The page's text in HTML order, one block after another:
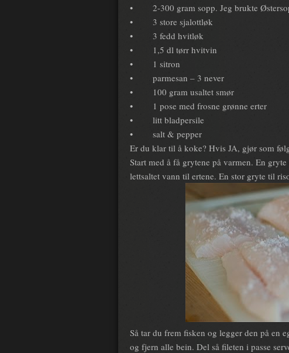
•
2-300 gram sopp. Jeg brukte
•
3 store sjalottløk
•
3 fedd hvitløk
•
1,5 dl tørr hvitvin
•
1 sitron
•
parmesan – 3 never
•
100 gram usaltet smør
•
1 pose med frosne grønne erter
•
litt bladpersile
•
salt & pepper
Er du klar til å koke? Hvis JA, gjør som
Start med å få grytene på varmen. En
lettsaltet vann til ertene. En stor gryte til
Så tar du frem fisken og legger den på en
og fjern alle bein. Del så fileten i passe